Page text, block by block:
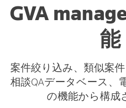
GVA
能
案件絞り込み、類似案
相談QAデータベース、
の機能から構成